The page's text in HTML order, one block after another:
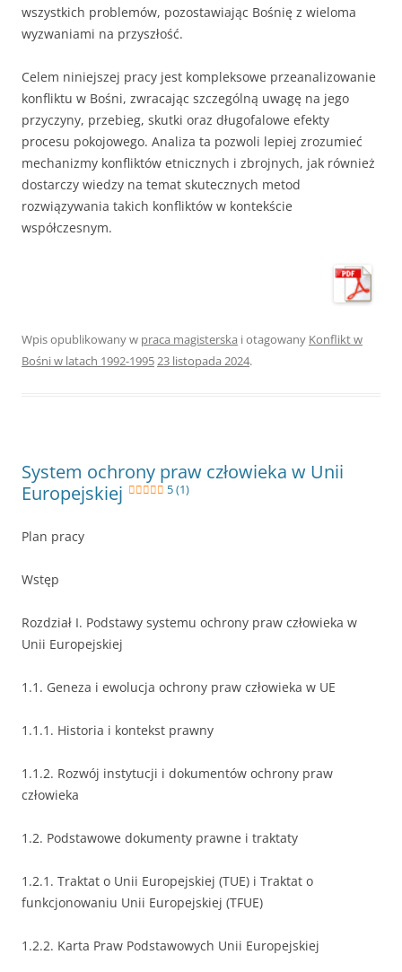
wszystkich problemów, pozostawiając Bośnię z wieloma
wyzwaniami na przyszłość.
Celem niniejszej pracy jest kompleksowe przeanalizowanie
konfliktu w Bośni, zwracając szczególną uwagę na jego
przyczyny, przebieg, skutki oraz długofalowe efekty
procesu pokojowego. Analiza ta pozwoli lepiej zrozumieć
mechanizmy konfliktów etnicznych i zbrojnych, jak również
dostarczy wiedzy na temat skutecznych metod
rozwiązywania takich konfliktów w kontekście
współczesnym.
Wpis opublikowany w praca magisterska i otagowany Konflikt w
Bośni w latach 1992-199523 listopada 2024.
System ochrony praw człowieka w Unii
Europejskiej
5 (1)
Plan pracy
Wstęp
Rozdział I. Podstawy systemu ochrony praw człowieka w
Unii Europejskiej
1.1. Geneza i ewolucja ochrony praw człowieka w UE
1.1.1. Historia i kontekst prawny
1.1.2. Rozwój instytucji i dokumentów ochrony praw
człowieka
1.2. Podstawowe dokumenty prawne i traktaty
1.2.1. Traktat o Unii Europejskiej (TUE) i Traktat o
funkcjonowaniu Unii Europejskiej (TFUE)
1.2.2. Karta Praw Podstawowych Unii Europejskiej